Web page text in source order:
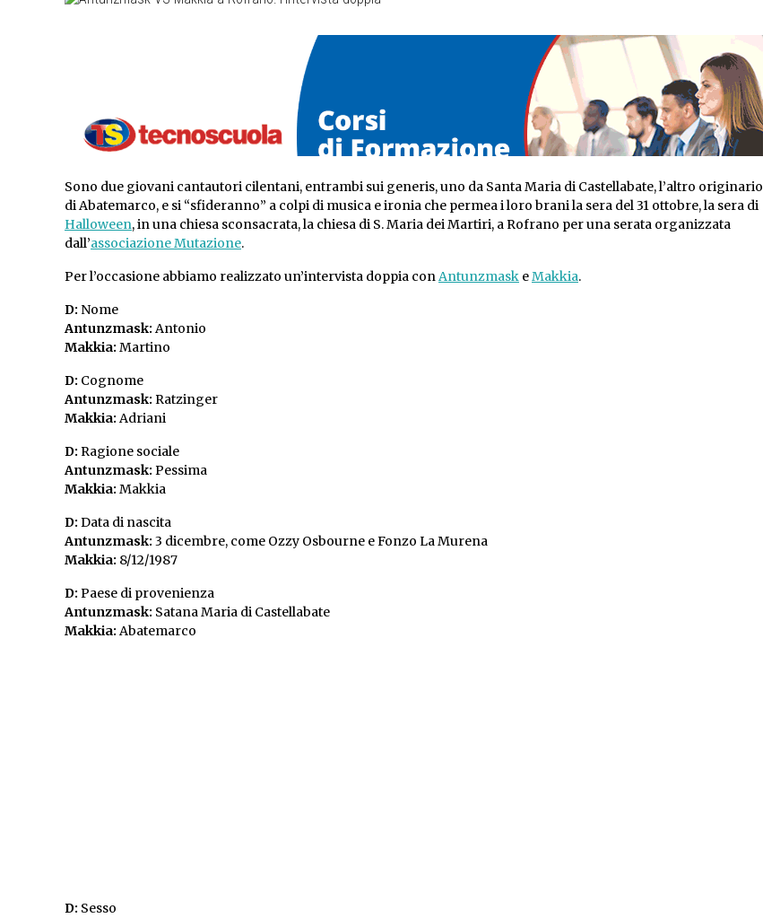
Sono due giovani cantautori cilentani, entrambi sui generis, uno da Santa Maria di Castellabate, l’altro originario
di Abatemarco, e si “sfideranno” a colpi di musica e ironia che permea i loro brani la sera del 31 ottobre, la sera di
Halloween, in una chiesa sconsacrata, la chiesa di S. Maria dei Martiri, a Rofrano per una serata organizzata
dall’associazione Mutazione.
Per l’occasione abbiamo realizzato un’intervista doppia conAntunzmask eMakkia.
D: Nome
Antunzmask: Antonio
Makkia: Martino
D: Cognome
Antunzmask: Ratzinger
Makkia: Adriani
D: Ragione sociale
Antunzmask: Pessima
Makkia: Makkia
D: Data di nascita
Antunzmask: 3 dicembre, come Ozzy Osbourne e Fonzo La Murena
Makkia: 8/12/1987
D: Paese di provenienza
Antunzmask: Satana Maria di Castellabate
Makkia: Abatemarco
D: Sesso